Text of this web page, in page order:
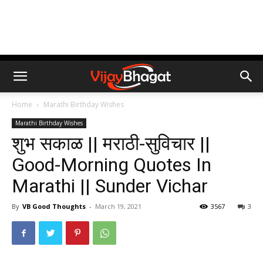
Home Marathi Birthday Wishes
Marathi Birthday Wishes
शुभ सकाळ || मराठी-सुविचार ||
Good-Morning Quotes In
Marathi || Sunder Vichar
By VB Good Thoughts - March 19, 2021 3
3567